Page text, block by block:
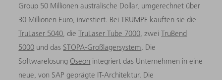
Group 50 Millionen australische Dollar, umgerechnet über
30 Millionen Euro, investiert. Bei TRUMPF kauften sie die
TruLaser 5040 , dieTruLaser Tube 7000 , zweiTruBend
5000 und das STOPA-Großlagersystem . Die
Softwarelösung Oseon integriert das Unternehmen in eine
neue, von SAP geprägte IT-Architektur. Die